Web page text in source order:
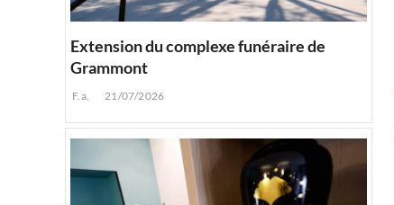
Extension du complexe funéraire de
Grammont
F.a. 21/07/2026